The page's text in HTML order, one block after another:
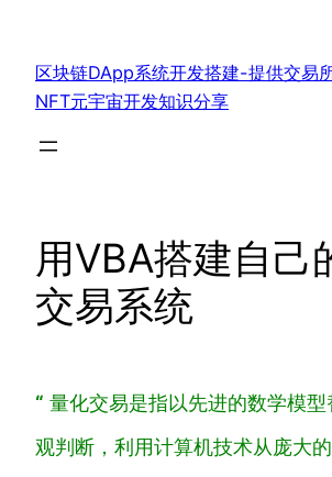
区块链DApp系统开发搭建-提供交易
NFT元宇宙开发知识分享
用VBA搭建自己
交易系统
“ 量化交易是指以先进的数学模
观判断，利用计算机技术从庞大